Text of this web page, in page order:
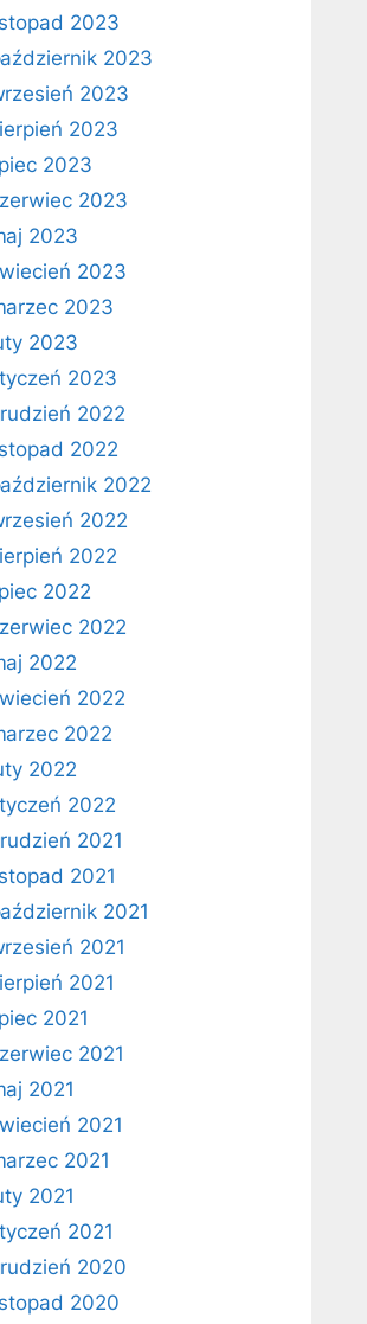
2023
2023
2023
2023
2023
2023
2023
2023
2023
2023
2023
2022
2022
2022
2022
2022
2022
2022
2022
2022
2022
2022
2022
2021
2021
2021
2021
2021
2021
2021
2021
2021
2021
2021
2021
2020
2020